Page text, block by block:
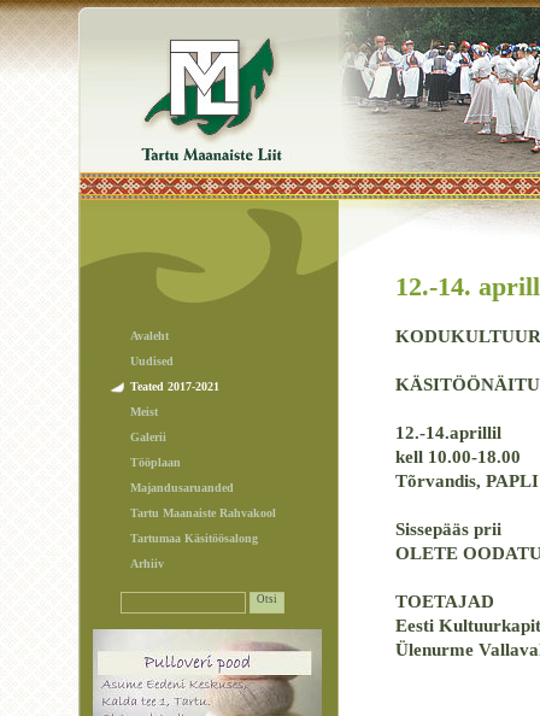
Avaleht
Uudised
Teated 2017-2021
Meist
Galerii
Tööplaan
Majandusaruanded
Tartu Maanaiste Rahvakool
Tartumaa Käsitöösalong
Arhiiv
12.-14.
12.-14.aprillil
kell 10.00-18.00
Tõrvandis,
Sissepääs prii
OLETE
TOETAJAD
Eesti
Ülenurme